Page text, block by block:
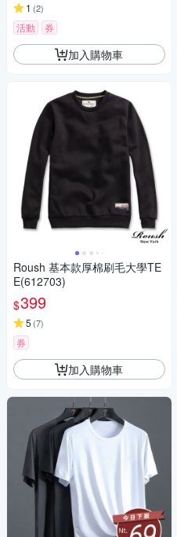
1 (2)
活動 券
加入購物車
Roush 基本款厚棉刷毛大學TE
E(612703)
$399
5 (7)
券
加入購物車